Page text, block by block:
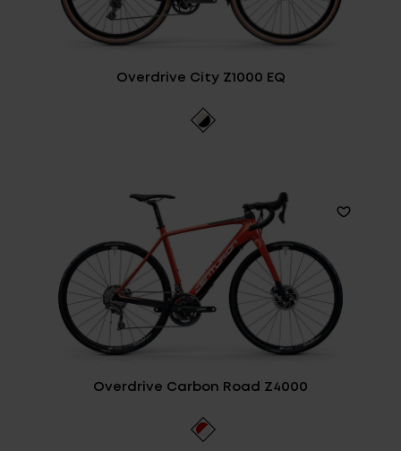
Overdrive City Z1000 EQ
Overdrive Carbon Road Z4000